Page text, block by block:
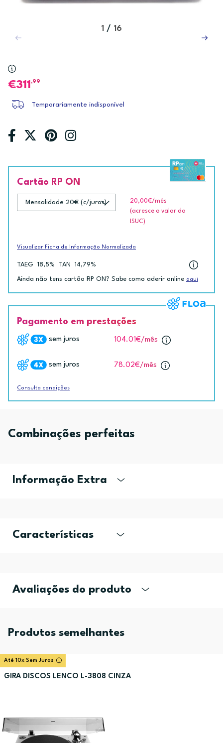
1 / 16
311 ,99
Temporariamente indisponível
Cartão RP ON
20,00€/mês
(acresce o valor do
ISUC)
Visualizar Ficha de Informação Normalizada
TAEG 18,5% TAN 14,79%
Ainda não tens cartão RP ON? Sabe como aderir online aqui
Pagamento em prestações
sem juros 104.01€/mês
sem juros 78.02€/mês
Consulta condições
Combinações perfeitas
Informação Extra
Características
Avaliações do produto
Produtos semelhantes
Até 10x Sem Juros
GIRA DISCOS LENCO L-3808 CINZA